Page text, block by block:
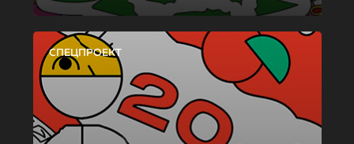
СПЕЦПРОЕКТ